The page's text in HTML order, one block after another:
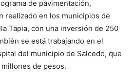
de pavimentación,
realizado en los municipios de
Tapia, con una inversión de 250
se está trabajando en el
del municipio de Salcedo, que
de pesos.